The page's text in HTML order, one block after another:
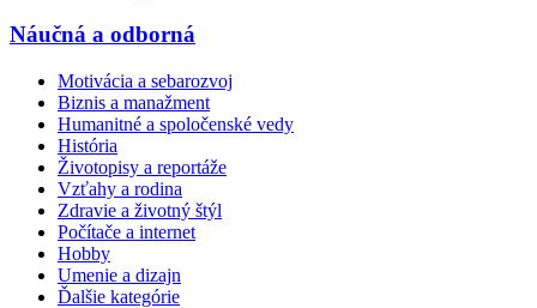
Náučná a odborná
Motivácia a sebarozvoj
Biznis a manažment
Humanitné a spoločenské vedy
História
Životopisy a reportáže
Vzťahy a rodina
Zdravie a životný štýl
Počítače a internet
Hobby
Umenie a dizajn
Ďalšie kategórie